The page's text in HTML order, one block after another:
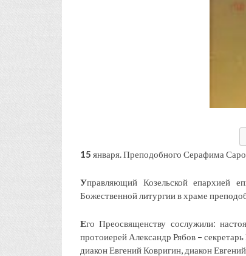
15 января. Преподобного Серафима
Управляющий Козельской епархией
Божественной литургии в храме
Его Преосвященству сослужили:
протоиерей Александр Рябов –
диакон Евгений Ковригин, диакон